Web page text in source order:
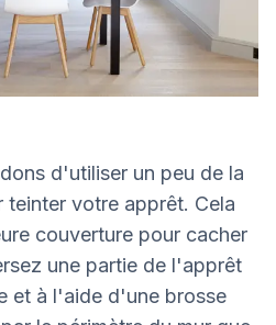
d'utiliser un peu de la
teinter votre apprêt. Cela
couverture pour cacher
une partie de l'apprêt
et à l'aide d'une brosse